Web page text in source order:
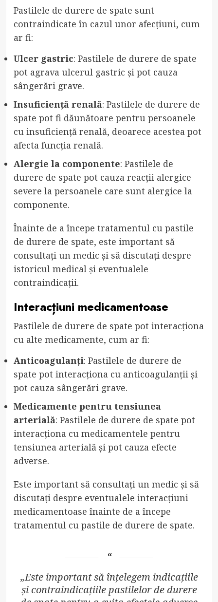
Pastilele de durere de spate sunt
contraindicate în cazul unor afecțiuni, cum
ar fi:
Ulcer gastric: Pastilele de durere de spate
pot agrava ulcerul gastric și pot cauza
sângerări grave.
Insuficiență renală: Pastilele de durere de
spate pot fi dăunătoare pentru persoanele
cu insuficiență renală, deoarece acestea pot
afecta funcția renală.
Alergie la componente: Pastilele de
durere de spate pot cauza reacții alergice
severe la persoanele care sunt alergice la
componente.
Înainte de a începe tratamentul cu pastile
de durere de spate, este important să
consultați un medic și să discutați despre
istoricul medical și eventualele
contraindicații.
Interacțiuni medicamentoase
Pastilele de durere de spate pot interacționa
cu alte medicamente, cum ar fi:
Anticoagulanți: Pastilele de durere de
spate pot interacționa cu anticoagulanții și
pot cauza sângerări grave.
Medicamente pentru tensiunea
arterială: Pastilele de durere de spate pot
interacționa cu medicamentele pentru
tensiunea arterială și pot cauza efecte
adverse.
Este important să consultați un medic și să
discutați despre eventualele interacțiuni
medicamentoase înainte de a începe
tratamentul cu pastile de durere de spate.
„Este important să înțelegem indicațiile
și contraindicațiile pastilelor de durere